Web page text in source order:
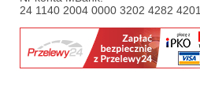
24 1140 2004 0000 3202 4282 4201